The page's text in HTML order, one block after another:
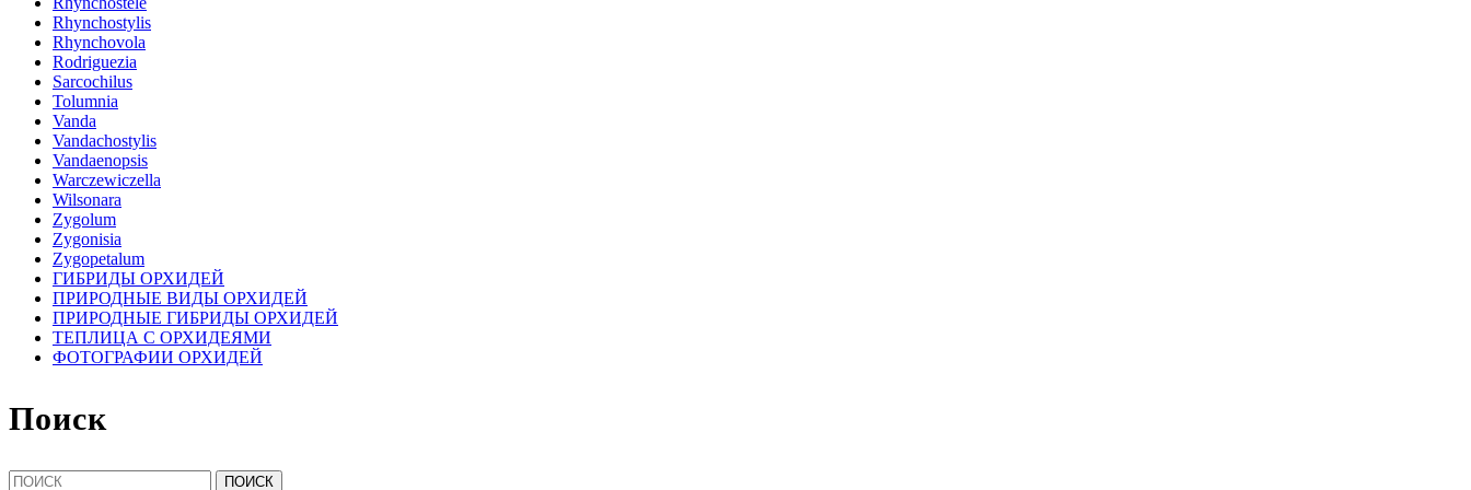
Rhynchostylis
Rhynchovola
Rodriguezia
Sarcochilus
Tolumnia
Vanda
Vandachostylis
Vandaenopsis
Warczewiczella
Wilsonara
Zygolum
Zygonisia
Zygopetalum
ГИБРИДЫ ОРХИДЕЙ
ПРИРОДНЫЕ ВИДЫ ОРХИДЕЙ
ПРИРОДНЫЕ ГИБРИДЫ ОРХИДЕЙ
ТЕПЛИЦА С ОРХИДЕЯМИ
ФОТОГРАФИИ ОРХИДЕЙ
Поиск
Найти: